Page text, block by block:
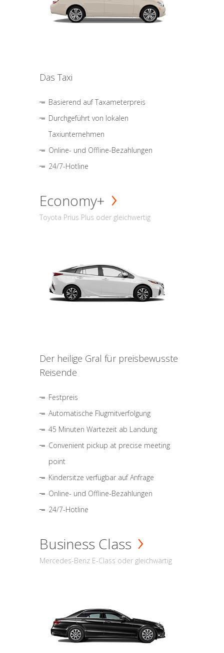
Das Taxi
Basierend auf Taxameterpreis
Durchgeführt von lokalen
Taxiunternehmen
Online- und Offline-Bezahlungen
24/7-Hotline
Economy+
Toyota Prius Plus oder gleichwertig
Der heilige Gral für preisbewusste
Reisende
Festpreis
Automatische Flugmitverfolgung
45 Minuten Wartezeit ab Landung
Convenient pickup at precise meeting
point
Kindersitze verfügbar auf Anfrage
Online- und Offline-Bezahlungen
24/7-Hotline
Business Class
Mercedes-Benz E-Class oder gleichwärtig